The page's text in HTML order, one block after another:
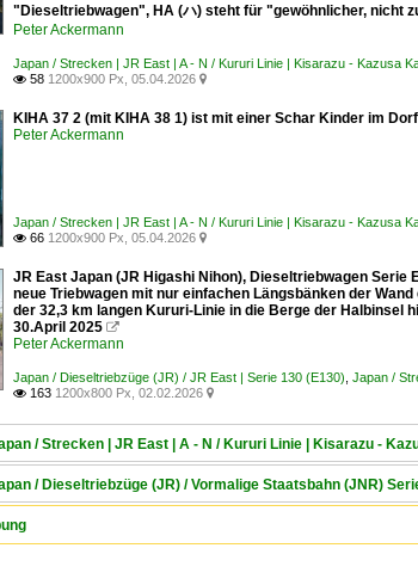
"Dieseltriebwagen", HA (ハ) steht für "gewöhnlicher, nicht
Peter Ackermann
Japan / Strecken | JR East | A - N / Kururi Linie | Kisarazu - Kazusa
 58 1200x900 Px, 05.04.2026 
KIHA 37 2 (mit KIHA 38 1) ist mit einer Schar Kinder im
Peter Ackermann
Japan / Strecken | JR East | A - N / Kururi Linie | Kisarazu - Kazusa
 66 1200x900 Px, 05.04.2026 
JR East Japan (JR Higashi Nihon), Dieseltriebwagen
neue Triebwagen mit nur einfachen Längsbänken der
der 32,3 km langen Kururi-Linie in die Berge der Halbinsel
30.April 2025 
Peter Ackermann
Japan / Dieseltriebzüge (JR) / JR East | Serie 130 (E130) Japan /
 163 1200x800 Px, 02.02.2026 
/ Strecken | JR East | A - N / Kururi Linie | Kisarazu -
/ Dieseltriebzüge (JR) / Vormalige Staatsbahn (JNR)